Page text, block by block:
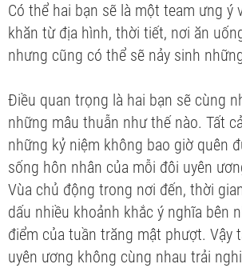
Có thể hai bạn sẽ là một team ưng ý
khăn từ địa hình, thời tiết, nơi ăn
nhưng cũng có thể sẽ nảy sinh
Điều quan trọng là hai bạn sẽ cùng
những mâu thuẫn như thế nào. Tất
những kỷ niệm không bao giờ quên
sống hôn nhân của mỗi đôi uyên
Vùa chủ động trong nơi đến, thời
dấu nhiều khoảnh khắc ý nghĩa bên
điểm của tuần trăng mật phượt. Vậy
uyên ương không cùng nhau trải